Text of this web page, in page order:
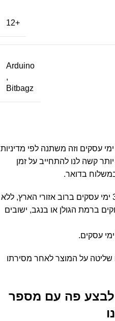
+12
Arduino
,
Bitbagz
5-10 ימי עסקים וזה משתנה לפי מדיניות
קשה לנו להתחייב על זמן
בדואר.
עד 3 ימי עסקים ברוב אזורי הארץ, ללא
ברמת הגולן או בנגב, ישובים
שליטה על המוצר לאחר מסירתו
לבצע פה עם מספר